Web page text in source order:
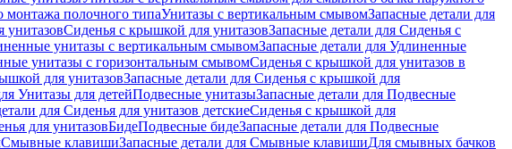
монтажа полочного типаУнитазы с вертикальным смывомЗапасные детали для
унитазовСиденья с крышкой для унитазовЗапасные детали для Сиденья с
унитазы с вертикальным смывомЗапасные детали для Удлиненные
унитазы с горизонтальным смывомСиденья с крышкой для унитазов в
для унитазовЗапасные детали для Сиденья с крышкой для
Унитазы для детейПодвесные унитазыЗапасные детали для Подвесные
для Сиденья для унитазов детскиеСиденья с крышкой для
для унитазовБидеПодвесные бидеЗапасные детали для Подвесные
Смывные клавишиЗапасные детали для Смывные клавишиДля смывных бачков